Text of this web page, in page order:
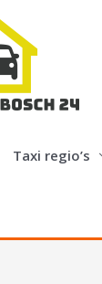
Taxi regio’s